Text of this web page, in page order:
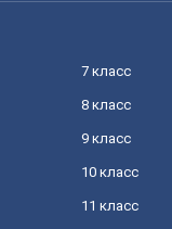
7 класс
8 класс
9 класс
10 класс
11 класс